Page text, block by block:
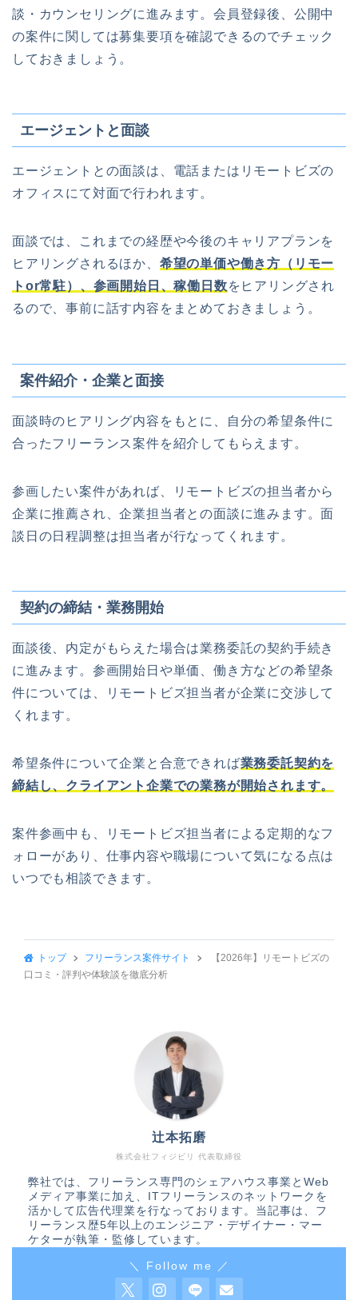
談・カウンセリングに進みます。会員登録後、公開中
の案件に関しては募集要項を確認できるのでチェック
しておきましょう。
エージェントと面談
エージェントとの面談は、電話またはリモートビズの
オフィスにて対面で行われます。
面談では、これまでの経歴や今後のキャリアプランを
ヒアリングされるほか、 希望の単価や働き方（リモー
トor常駐）、参画開始日、稼働日数をヒアリングされ
るので、事前に話す内容をまとめておきましょう。
案件紹介・企業と面接
面談時のヒアリング内容をもとに、自分の希望条件に
合ったフリーランス案件を紹介してもらえます。
参画したい案件があれば、リモートビズの担当者から
企業に推薦され、企業担当者との面談に進みます。面
談日の日程調整は担当者が行なってくれます。
契約の締結・業務開始
面談後、内定がもらえた場合は業務委託の契約手続き
に進みます。参画開始日や単価、働き方などの希望条
件については、リモートビズ担当者が企業に交渉して
くれます。
希望条件について企業と合意できれば業務委託契約を
締結し、クライアント企業での業務が開始されます。
案件参画中も、リモートビズ担当者による定期的なフ
ォローがあり、仕事内容や職場について気になる点は
いつでも相談できます。
トップ フリーランス案件サイト
【2026年】リモートビズの
口コミ・評判や体験談を徹底分析
株式会社フィジビリ 代表取締役
辻本拓磨
弊社では、フリーランス専門のシェアハウス事業とWeb
メディア事業に加え、ITフリーランスのネットワークを
活かして広告代理業を行なっております。当記事は、フ
リーランス歴5年以上のエンジニア・デザイナー・マー
ケターが執筆・監修しています。
＼ Follow me ／